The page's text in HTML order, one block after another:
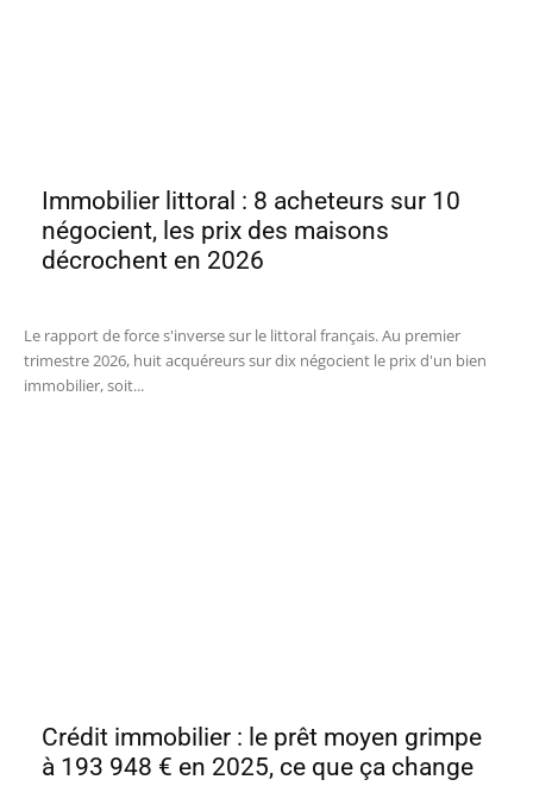
Immobilier littoral : 8 acheteurs sur 10
négocient, les prix des maisons
décrochent en 2026
Le rapport de force s'inverse sur le littoral français. Au premier
trimestre 2026, huit acquéreurs sur dix négocient le prix d'un bien
immobilier, soit...
Crédit immobilier : le prêt moyen grimpe
à 193 948 € en 2025, ce que ça change